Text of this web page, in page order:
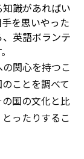
識があればい
を思いやった
英語ボランテ
の関心を持つこ
ことを調べて
国の文化と比
ったりするこ